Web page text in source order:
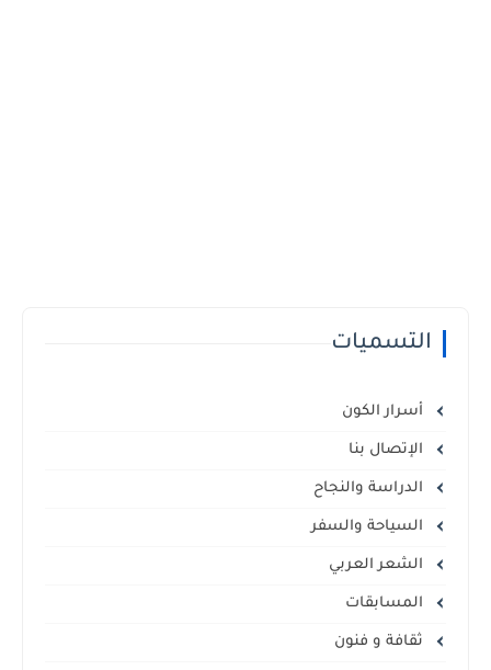
التسميات
أسرار الكون
الإتصال بنا
الدراسة والنجاح
السياحة والسفر
الشعر العربي
المسابقات
ثقافة و فنون